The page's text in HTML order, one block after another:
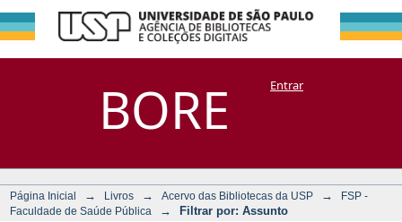
BORE
Filtrar por:
Assunto
DSpace/Manakin + CoriscoEntrar
Página Inicial → Livros → Acervo das Bibliotecas da USP →
FSP -
Faculdade de Saúde Pública
→ Filtrar por: Assunto